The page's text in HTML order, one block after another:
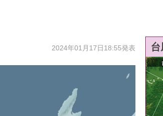
2024年01月17日18:55発表